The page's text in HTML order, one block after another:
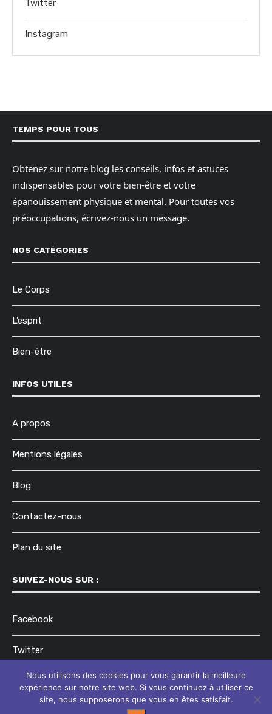
Twitter
Instagram
TEMPS POUR TOUS
Obtenez sur notre blog les conseils, infos et astuces
indispensables pour votre bien-être et votre
épanouissement physique et mental. Pour toutes vos
préoccupations, écrivez-nous un message.
NOS CATÉGORIES
Le Corps
L’esprit
Bien-être
INFOS UTILES
A propos
Mentions légales
Blog
Contactez-nous
Plan du site
SUIVEZ-NOUS SUR :
Facebook
Twitter
Instagram
Nous utilisons des cookies pour vous garantir la meilleure
expérience sur notre site web. Si vous continuez à utiliser ce
site, nous supposerons que vous en êtes satisfait.